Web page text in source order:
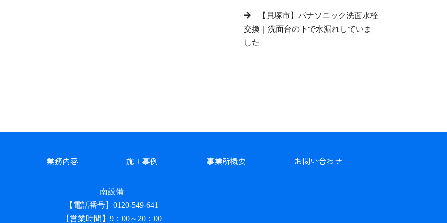
【貝塚市】パナソニック洗面水栓
交換｜洗面台の下で水漏れしていま
した
業務内容 施工事例 事業所概要 お問い合わせ
南設備
【電話番号】0120-549-641
【営業時間】9：00～20：00